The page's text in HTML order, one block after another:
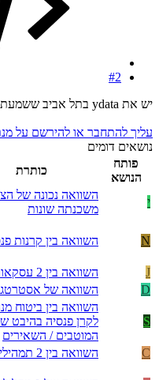
#2
יש את ydata בתל אביב ששמעתי עליו דברים טובים. לא יודע חוץ מזה.
עליך להתחבר או להירשם על
נושאים דומים
פותח
הנושא
כותרת
י
השוואה נכונה של
משכנתה שונות
N השוואה בין קרנות
J השוואה בין 2 עסקאות
D
השוואה של
S
השוואה בין ביטוח
לקרן פנסיה בהיבט
המוטבים / השאירים
C השוואה בין 2 תמהילים